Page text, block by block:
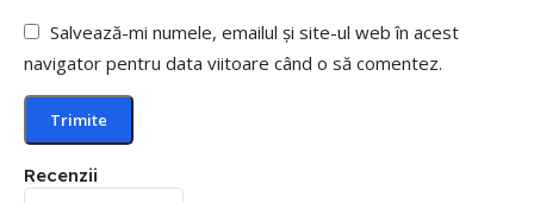
Recenzii
Salvează-mi numele, emailul și site-ul web în acest
navigator pentru data viitoare când o să comentez.